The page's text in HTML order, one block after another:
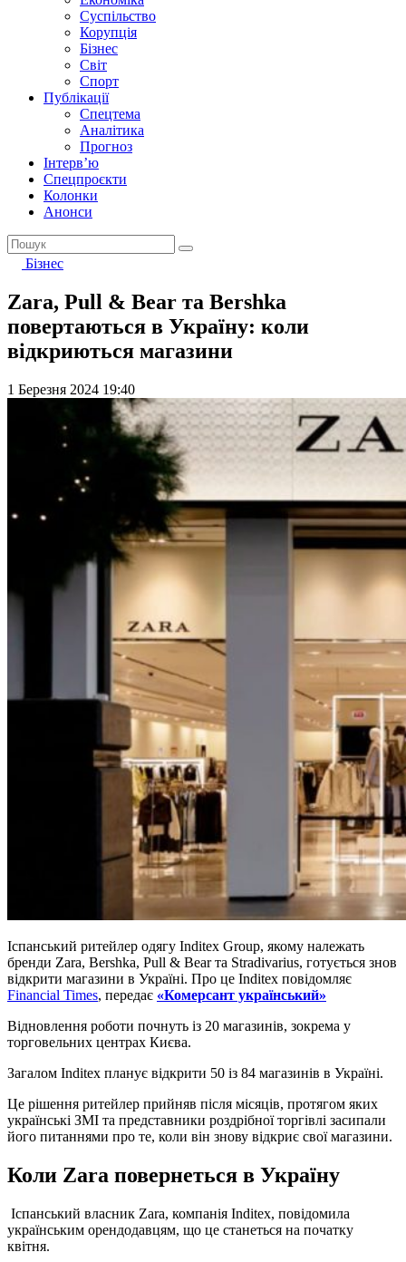
Суспільство
Корупція
Бізнес
Світ
Спорт
Публікації
Спецтема
Аналітика
Прогноз
Інтерв’ю
Спецпроєкти
Колонки
Анонси
Бізнес
Zara, Pull & Bear та Bershka
повертаються в Україну: коли
відкриються магазини
1 Березня 2024 19:40
Іспанський ритейлер одягу Inditex Group, якому належать
бренди Zara, Bershka, Pull & Bear та Stradivarius, готується знов
відкрити магазини в Україні. Про це Inditex повідомляє
Financial Times, передає «Комерсант український»
Відновлення роботи почнуть із 20 магазинів, зокрема у
торговельних центрах Києва.
Загалом Inditex планує відкрити 50 із 84 магазинів в Україні.
Це рішення ритейлер прийняв після місяців, протягом яких
українські ЗМІ та представники роздрібної торгівлі засипали
його питаннями про те, коли він знову відкриє свої магазини.
Коли Zara повернеться в Україну
Іспанський власник Zara, компанія Inditex, повідомила
українським орендодавцям, що це станеться на початку
квітня.